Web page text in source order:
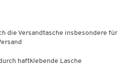
die Versandtasche insbesondere für
haftklebende Lasche